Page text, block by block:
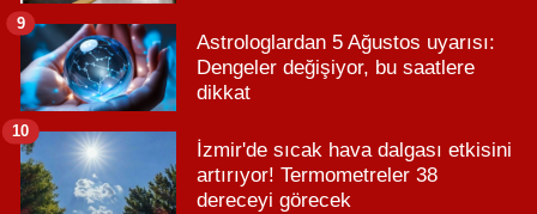
Astrologlardan 5 Ağustos uyarısı:
Dengeler değişiyor, bu saatlere
dikkat
9
İzmir'de sıcak hava dalgası etkisini
artırıyor! Termometreler 38
dereceyi görecek
10